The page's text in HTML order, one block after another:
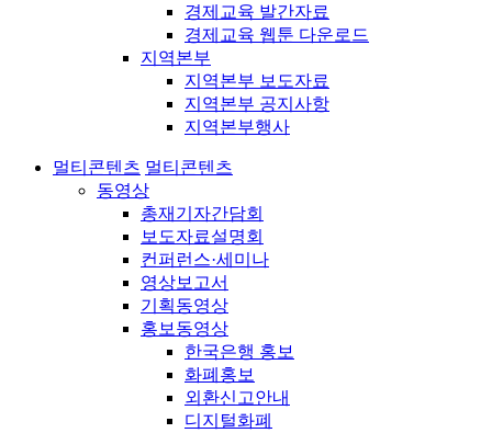
경제교육 발간자료
경제교육 웹툰 다운로드
지역본부
지역본부 보도자료
지역본부 공지사항
지역본부행사
멀티콘텐츠 멀티콘텐츠
동영상
총재기자간담회
보도자료설명회
컨퍼런스·세미나
영상보고서
기획동영상
홍보동영상
한국은행 홍보
화폐홍보
외환신고안내
디지털화폐